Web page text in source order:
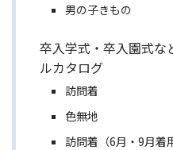
男の子きもの
卒入学式・卒入園式な
ルカタログ
訪問着
色無地
訪問着（6月・9月着